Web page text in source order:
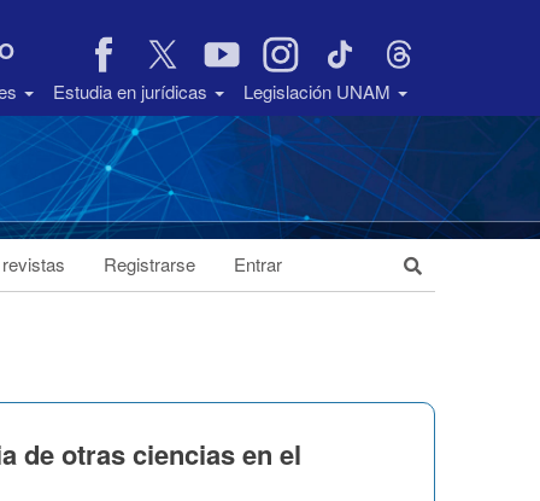
Estudia en jurídicas Legislación UNAM
Registrarse Entrar
de otras ciencias en el